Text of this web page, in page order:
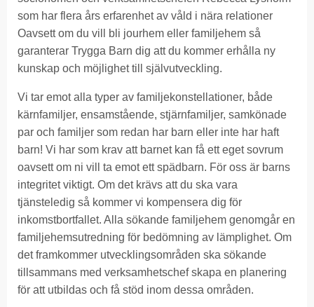
som har flera års erfarenhet av våld i nära relationer
Oavsett om du vill bli jourhem eller familjehem så
garanterar Trygga Barn dig att du kommer erhålla ny
kunskap och möjlighet till självutveckling.
Vi tar emot alla typer av familjekonstellationer, både
kärnfamiljer, ensamstående, stjärnfamiljer, samkönade
par och familjer som redan har barn eller inte har haft
barn! Vi har som krav att barnet kan få ett eget sovrum
oavsett om ni vill ta emot ett spädbarn. För oss är barns
integritet viktigt. Om det krävs att du ska vara
tjänsteledig så kommer vi kompensera dig för
inkomstbortfallet. Alla sökande familjehem genomgår en
familjehemsutredning för bedömning av lämplighet. Om
det framkommer utvecklingsområden ska sökande
tillsammans med verksamhetschef skapa en planering
för att utbildas och få stöd inom dessa områden.